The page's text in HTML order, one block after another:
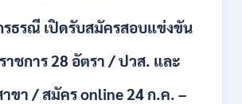
อง
ภาค
อง
ธรณี เปิดรับสมัครสอบแข่งขัน
าชการ 28 อัตรา / ปวส. และ
ขา / สมัคร online 24 ก.ค. –